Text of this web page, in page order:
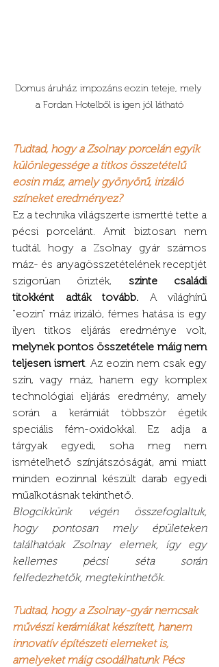
Domus áruház impozáns eozin teteje, mely
a Fordan Hotelből is igen jól látható
Tudtad, hogy a Zsolnay porcelán egyik
különlegessége a titkos összetételű
eosin máz, amely gyönyörű, irizáló
színeket eredményez?
Ez a technika világszerte ismertté tette a
pécsi porcelánt. Amit biztosan nem
tudtál, hogy a Zsolnay gyár számos
máz- és anyagösszetételének receptjét
szigorúan őrizték, szinte családi
titokként adták tovább. A világhírű
"eozin" máz irizáló, fémes hatása is egy
melynek pontos összetétele máig nem
teljesen ismert. Az eozin nem csak egy
szín, vagy máz, hanem egy komplex
technológiai eljárás eredmény, amely
során a kerámiát többször égetik
speciális fém-oxidokkal. Ez adja a
tárgyak egyedi, soha meg nem
ismételhető színjátszóságát, ami miatt
minden eozinnal készült darab egyedi
műalkotásnak tekinthető.
Blogcikkünk végén összefoglaltuk,
hogy pontosan mely épületeken
találhatóak Zsolnay elemek, így egy
kellemes pécsi séta során
felfedezhetők, megtekinthetők.
Tudtad, hogy a Zsolnay-gyár nemcsak
művészi kerámiákat készített, hanem
innovatív építészeti elemeket is,
amelyeket máig csodálhatunk Pécs